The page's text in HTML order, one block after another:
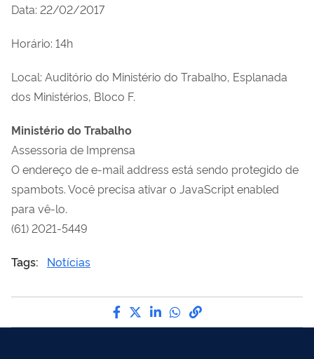
Data: 22/02/2017
Horário: 14h
Local: Auditório do Ministério do Trabalho, Esplanada
dos Ministérios, Bloco F.
Ministério do Trabalho
Assessoria de Imprensa
O endereço de e-mail address está sendo protegido de
spambots. Você precisa ativar o JavaScript enabled
para vê-lo.
(61) 2021-5449
Tags: Notícias
Compartilhe por Facebook
Compartilhe por Twitter
Compartilhe por
Compartilhe por
link para Copiar